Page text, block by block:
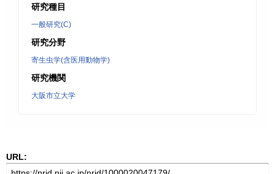
研究種目
一般研究(C)
研究分野
寄生虫学(含医用動物学)
研究機関
大阪市立大学
URL: